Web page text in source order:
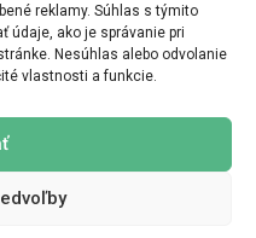
reklamy. Súhlas s týmito
údaje, ako je správanie pri
Nesúhlas alebo odvolanie
vlastnosti a funkcie.